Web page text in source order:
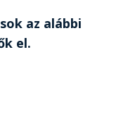
az alábbi
el.